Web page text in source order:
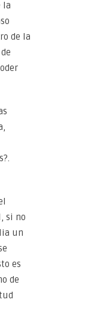
la
de la
si no
un
es
de